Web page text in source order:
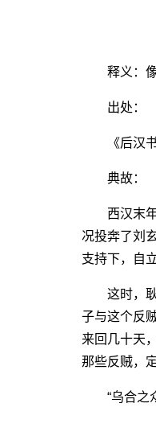
释义：像
出处：
《后汉书
典故：
西汉末年
况投奔了刘
支持下，自
这时，耿
子与这个反
来回几十天
那些反贼，
“乌合之众